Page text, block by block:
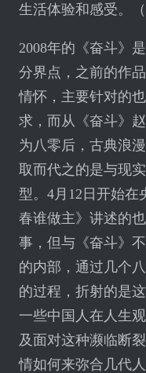
生活体验和感受。（
2008年的《奋斗》
分界点，之前的作
情怀，主要针对的
求，而从《奋斗》
为八零后，古典浪
取而代之的是与现
型。4月12日开始在
春谁做主》讲述的
事，但与《奋斗》
的内部，通过几个
的过程，折射的是
一些中国人在人生
及面对这种濒临断
情如何来弥合几代人